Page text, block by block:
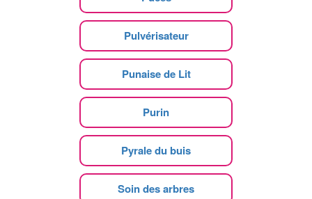
Pulvérisateur
Punaise de Lit
Purin
Pyrale du buis
Soin des arbres